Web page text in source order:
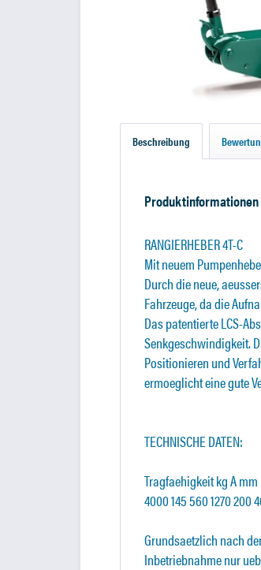
Beschreibung
RANGIERHEBER 4T-C
Mit neuem
Durch die neue,
Fahrzeuge, da die
Das patentierte LCS-
Senkgeschwindigkeit.
Positionieren und
ermoeglicht eine gute
TECHNISCHE DATEN:
Tragfaehigkeit kg A mm
4000 145 560 1270 200
Grundsaetzlich nach
Inbetriebnahme nur